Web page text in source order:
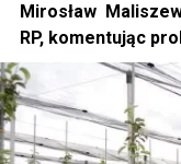
Mirosław
RP, komentując